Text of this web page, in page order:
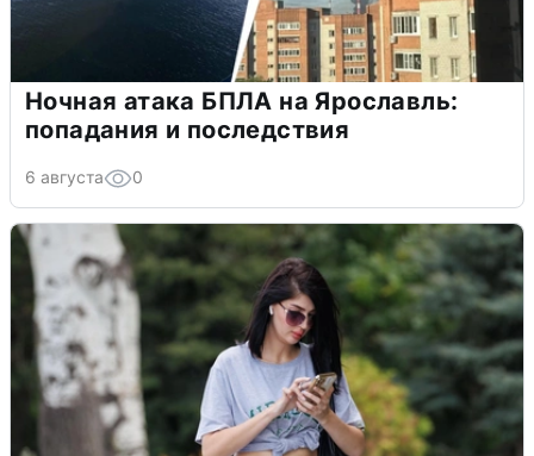
Ночная атака БПЛА на Ярославль:
попадания и последствия
6 августа 0